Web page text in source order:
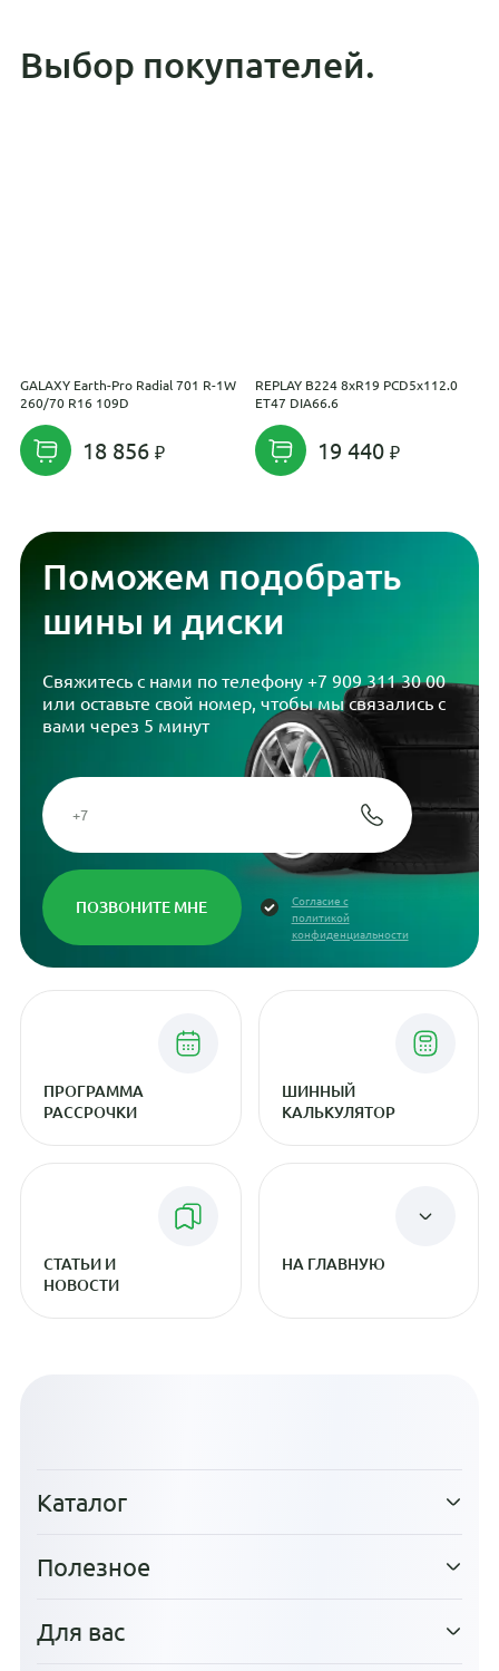
Выбор покупателей.
GALAXY Earth-Pro Radial 701 R-1W
260/70 R16 109D
18 856
REPLAY B224 8xR19 PCD5x112.0
ET47 DIA66.6
19 440
Поможем подобрать
шины и диски
Свяжитесь с нами по телефону +7 909 311 30 00
или оставьте свой номер, чтобы мы связались с
вами через 5 минут
Согласие с
политикой
конфиденциальности
ПРОГРАММА
РАССРОЧКИ
ШИННЫЙ
КАЛЬКУЛЯТОР
СТАТЬИ И
НОВОСТИ
НА ГЛАВНУЮ
Каталог
Полезное
Для вас